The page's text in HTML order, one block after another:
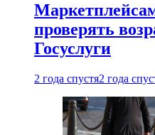
проверять
Госуслуги
2 года спустя2 года